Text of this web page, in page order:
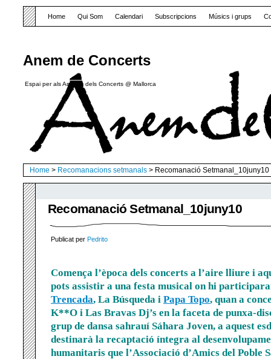
Anem de Concerts
Espai per als Amants dels Concerts @ Mallorca
Home Qui Som Calendari Subscripcions Músics i grups
Home > Recomanacions setmanals > Recomanació Setmanal_10juny10
Recomanació Setmanal_10juny10
Publicat per Pedrito
Comença l’època dels concerts a l’aire lliure i
pots assistir a una festa musical on hi
Trencada, La Búsqueda i Papa Topo, quan a
K**O i Las Bravas Dj’s en la faceta de punxa-
grup de dansa sahrauí Sáhara Joven, a aquest
destinarà la recaptació íntegra al
humanitaris que l’Associació d’Amics del Poble